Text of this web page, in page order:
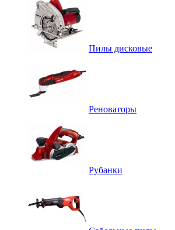
Пилы дисковые
Реноваторы
Рубанки